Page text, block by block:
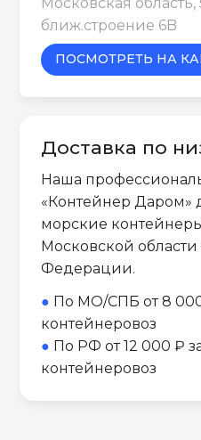
Московская область,
ближ.строение 6B
ПОСМОТРЕТЬ НА
Доставка по
Наша
«Контейнер Даром»
морские
Московской
Федерации.
● По МО/СПБ от 8
контейнеровоз
● По РФ от 12 000 ₽
контейнеровоз